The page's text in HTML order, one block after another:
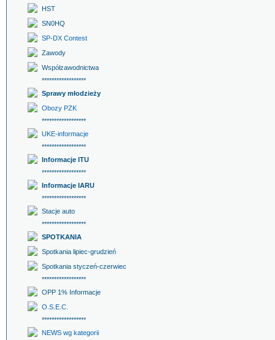
HST
SN0HQ
SP-DX Contest
Zawody
Współzawodnictwa
******************
Sprawy młodzieży
Obozy PZK
******************
UKE-informacje
******************
Informacje ITU
******************
Informacje IARU
******************
Stacje auto
******************
SPOTKANIA
Spotkania lipiec-grudzień
Spotkania styczeń-czerwiec
******************
OPP 1% Informacje
O.S.E.C.
******************
NEWS wg kategorii